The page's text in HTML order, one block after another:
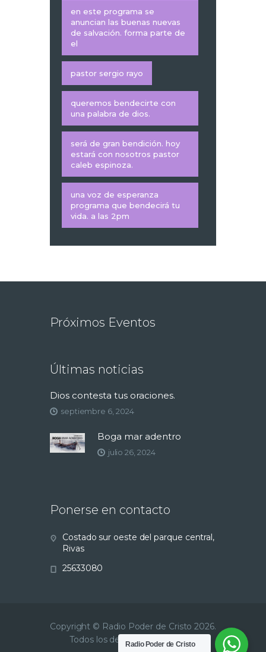
en este programa se
anuncian las buenas nuevas
de salvación. forma parte de
el
pastor sergio rayo
queremos bendecirte con
una palabra de dios.
será de gran bendición. hoy
estará con nosotros pastor
caleb espinoza.
una voz de esperanza
programa que bendecirá tu
vida. a las 2pm
Próximos Eventos
Últimas noticias
Dios contesta tus oraciones.
septiembre 6, 2024
Boga mar adentro
julio 26, 2024
Ponerse en contacto
Costado sur oeste del parque central,
Rivas
25633080
Copyright © Radio Poder de Cristo 2026.
Todos los derechos reservados.
Radio Poder de Cristo